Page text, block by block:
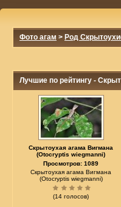
Фото агам > Род
Лучшие по рейтингу -
Скрытоухая агама Вигмана
(Otocryptis wiegmanni)
Просмотров: 1089
Скрытоухая агама Вигмана
(Otocryptis wiegmanni)
(14 голосов)